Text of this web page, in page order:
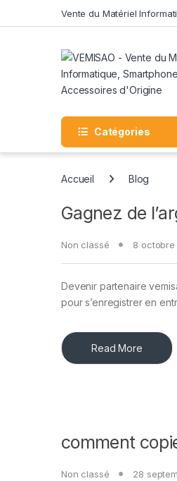
Vente du Matériel
Catégories
Accueil Blog
Gagnez de
Non classé 8 octobre
Devenir partenaire
pour s’enregistrer en
Read More
comment
Non classé 28